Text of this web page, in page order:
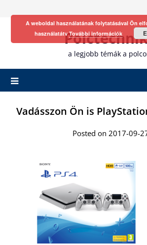
a legjobb témák a
Vadásszon Ön is
Posted on 2017-09-
A weboldal használatának folytatásával Ön
használatátvTovábbi információk